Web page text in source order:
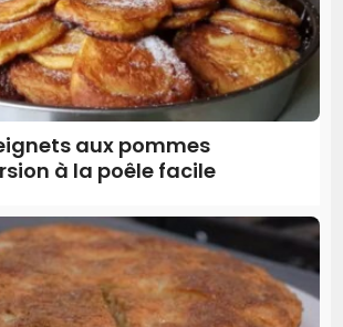
aux pommes
à la poêle facile